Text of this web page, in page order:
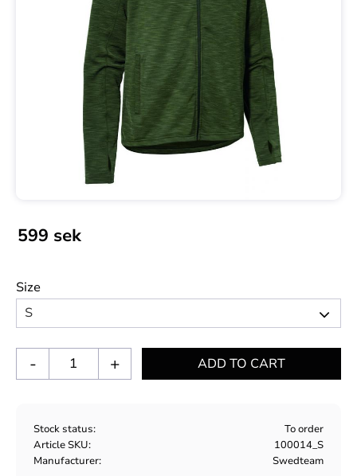
599 sek
Size
+
-
Stock status
To order
Article SKU
100014_S
Manufacturer
Swedteam